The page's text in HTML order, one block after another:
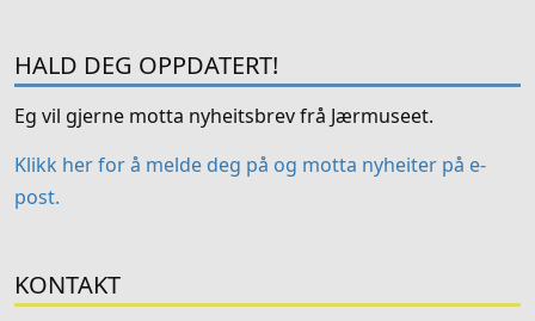
HALD DEG OPPDATERT!
Eg vil gjerne motta nyheitsbrev frå Jærmuseet.
Klikk her for å melde deg på og motta nyheiter på e-
post.
KONTAKT